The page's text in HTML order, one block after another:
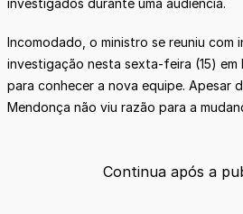
Incomodado, o ministro se reuniu com
investigação nesta sexta-feira (15)
para conhecer a nova equipe. Apesar
Mendonça não viu razão para a
Continua após a